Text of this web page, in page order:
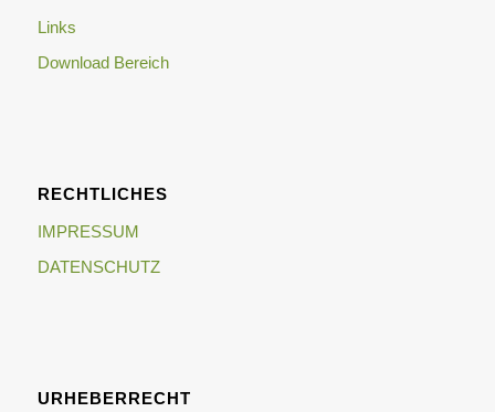
Links
Download Bereich
RECHTLICHES
IMPRESSUM
DATENSCHUTZ
URHEBERRECHT